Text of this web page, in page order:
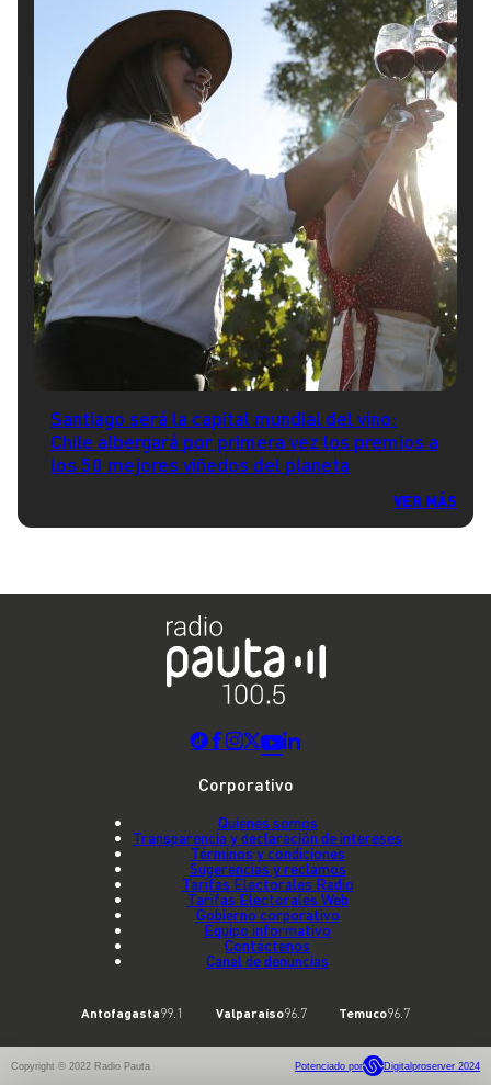
Santiago será la capital mundial del vino:
Chile albergará por primera vez los premios a
los 50 mejores viñedos del planeta
VER MÁS
Corporativo
Quienes somos
Transparencia y declaración de intereses
Términos y condiciones
Sugerencias y reclamos
Tarifas Electorales Radio
Tarifas Electorales Web
Gobierno corporativo
Equipo informativo
Contáctenos
Canal de denuncias
Antofagasta99.1 Valparaíso96.7 Temuco96.7
Copyright © 2022 Radio Pauta Potenciado por Digitalproserver 2024